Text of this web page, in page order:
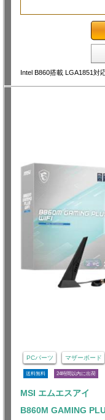
Intel B860搭載 LGA1851対
PCパーツ マザーボード
送料無料 24時間以内に出荷
MSI エムエスアイ
B860M GAMING